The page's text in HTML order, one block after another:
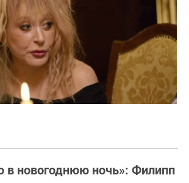
в новогоднюю ночь»: Филипп